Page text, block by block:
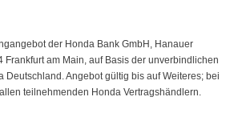
der Honda Bank GmbH, Hanauer
Frankfurt am Main, auf Basis der unverbindlichen
Deutschland. Angebot gültig bis auf Weiteres; bei
teilnehmenden Honda Vertragshändlern.